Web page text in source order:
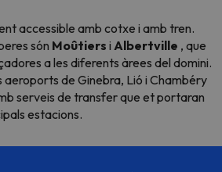
accessible amb cotxe i amb tren.
són Moûtiers i Albertville , que
a les diferents àrees del domini.
aeroports de Ginebra, Lió i Chambéry
serveis de transfer que et portaran
estacions.